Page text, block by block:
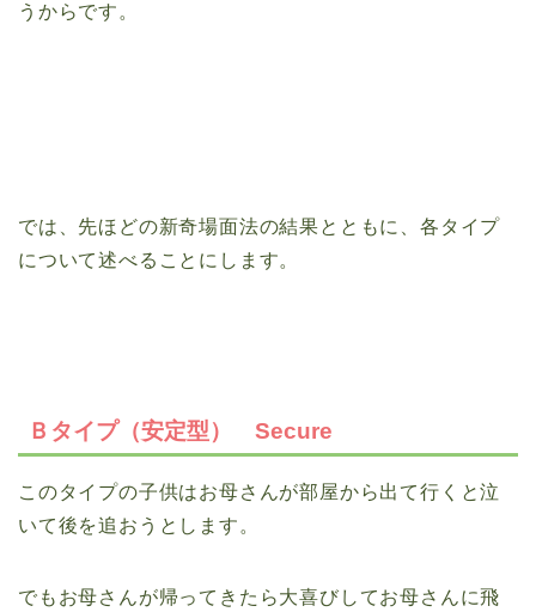
うからです。
では、先ほどの新奇場面法の結果とともに、各タイプ
について述べることにします。
Ｂタイプ（安定型） Secure
このタイプの子供はお母さんが部屋から出て行くと泣
いて後を追おうとします。
でもお母さんが帰ってきたら大喜びしてお母さんに飛